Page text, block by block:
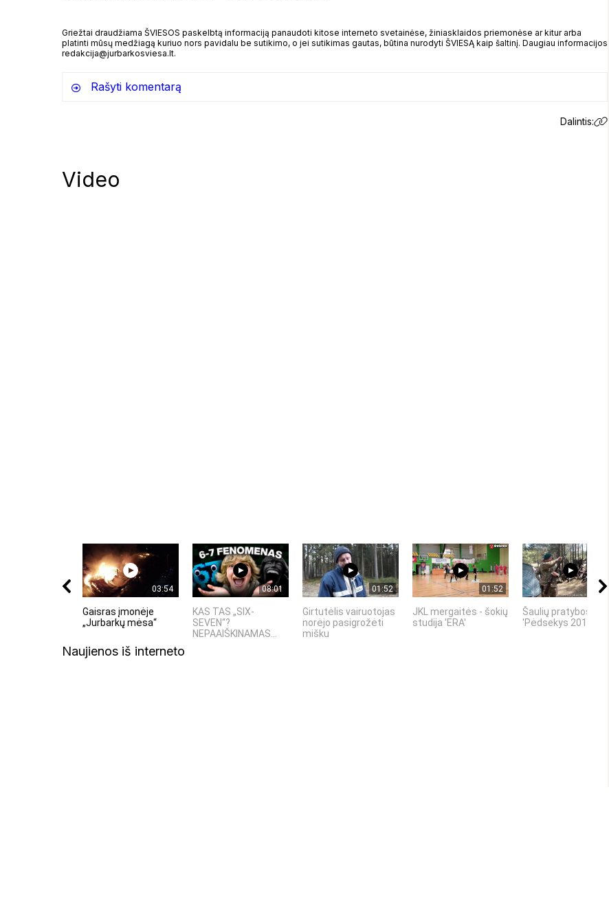
Griežtai draudžiama ŠVIESOS paskelbtą informaciją panaudoti kitose interneto svetainėse, žiniasklaidos priemonėse ar kitur arba
platinti mūsų medžiagą kuriuo nors pavidalu be sutikimo, o jei sutikimas gautas, būtina nurodyti ŠVIESĄ kaip šaltinį. Daugiau informacijos
redakcija@jurbarkosviesa.lt.
Rašyti komentarą
Dalintis:
Video
03:54
Gaisras įmonėje
„Jurbarkų mėsa“
08:01
KAS TAS „SIX-
SEVEN“?
NEPAAIŠKINAMAS...
01:52
Girtutėlis vairuotojas
norėjo pasigrožėti
mišku
01:52
JKL mergaitės - šokių
studija 'ERA'
02:46
Šaulių pratybos
'Pėdsekys 2016'
Naujienos iš interneto